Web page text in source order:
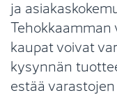
ja
kaupat voivat
kysynnän
estää